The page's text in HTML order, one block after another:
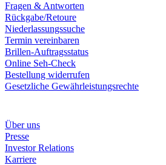
Fragen & Antworten
Rückgabe/Retoure
Niederlassungssuche
Termin vereinbaren
Brillen-Auftragsstatus
Online Seh-Check
Bestellung widerrufen
Gesetzliche Gewährleistungsrechte
Über uns
Presse
Investor Relations
Karriere